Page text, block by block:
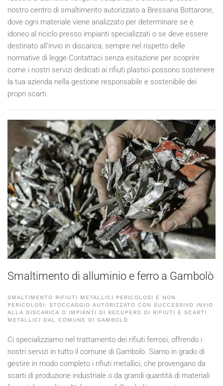
nostro centro di smaltimento autorizzato a Bressana Bottarone,
dove ogni materiale viene analizzato per determinare se è
idoneo al riciclo presso impianti specializzati o se deve essere
destinato all'invio in discarica, sempre nel rispetto delle
normative di legge.Contattaci senza esitazione per scoprire
come i nostri servizi dedicati ai rifiuti plastici possono sostenere
la tua azienda nella gestione responsabile e sostenibile dei
propri scarti.
Smaltimento di alluminio e ferro a Gambolò
SMALTIMENTO RIFIUTI METALLICI PERICOLOSI E NON
PERICOLOSI: STOCCAGGIO AUTORIZZATO CON SUCCESSIVO INVIO
ALLA DISCARICA O IMPIANTI DI RECUPERO DI RIFIUTI E SCARTI
METALLICI DAL COMUNE DI GAMBOLÒ
Ci specializziamo nel trattamento dei rifiuti ferrosi, offrendo i
nostri servizi in tutto il comune di Gambolò. Siamo in grado di
gestire in modo completo i rifiuti metallici, che provengano da
scarti di produzione industriale o da grandi quantità di materiali